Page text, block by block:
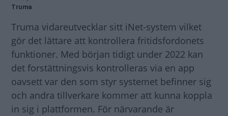
Truma
Truma vidareutvecklar sitt iNet-system vilket
gör det lättare att kontrollera fritidsfordonets
funktioner. Med början tidigt under 2022 kan
det forstättningsvis kontrolleras via en app
oavsett var den som styr systemet befinner sig
och andra tillverkare kommer att kunna koppla
in sig i plattformen. För närvarande är